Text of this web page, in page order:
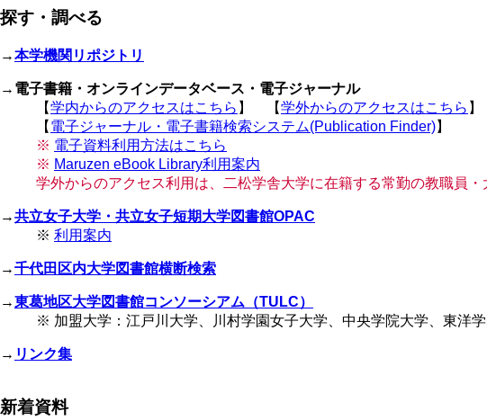
送
探す・調べる
→本学機関リポジトリ
→ 電子書籍・オンラインデータベース・電子ジャーナル
【学内からのアクセスはこちら 】 【学外からのアクセスはこちら 】
【 電子ジャーナル・電子書籍検索システム(Publication Finder)】
※ 電子資料利用方法はこちら
※ Maruzen eBook Library利用案内
学外からのアクセス利用は、二松学舎大学に在籍する常勤の教職員
→共立女子大学・共立女子短期大学図書館OPAC
※ 利用案内
→千代田区内大学図書館横断検索
→東葛地区大学図書館コンソーシアム（TULC）
※ 加盟大学：江戸川大学、川村学園女子大学、中央学院大学、東洋
→ リンク集
新着資料